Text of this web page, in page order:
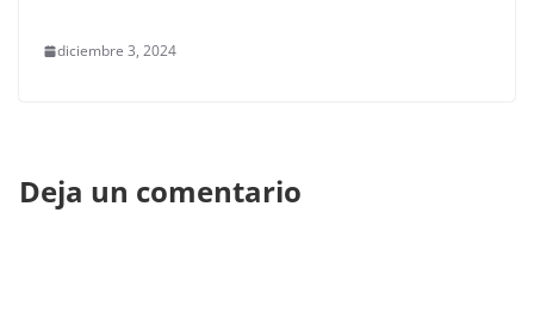
diciembre 3, 2024
Deja un comentario